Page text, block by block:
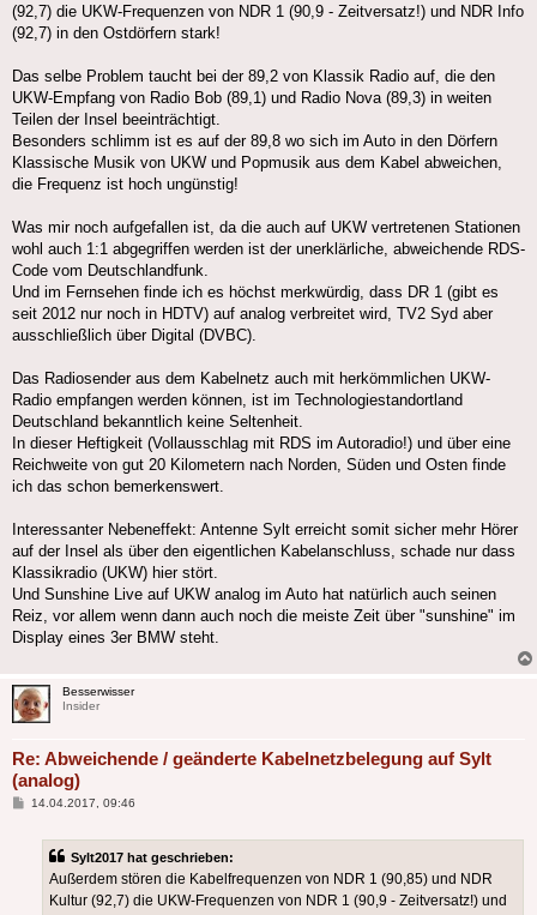
(92,7) die UKW-Frequenzen von NDR 1 (90,9 - Zeitversatz!) und NDR Info
(92,7) in den Ostdörfern stark!
Das selbe Problem taucht bei der 89,2 von Klassik Radio auf, die den
UKW-Empfang von Radio Bob (89,1) und Radio Nova (89,3) in weiten
Teilen der Insel beeinträchtigt.
Besonders schlimm ist es auf der 89,8 wo sich im Auto in den Dörfern
Klassische Musik von UKW und Popmusik aus dem Kabel abweichen,
die Frequenz ist hoch ungünstig!
Was mir noch aufgefallen ist, da die auch auf UKW vertretenen Stationen
wohl auch 1:1 abgegriffen werden ist der unerklärliche, abweichende RDS-
Code vom Deutschlandfunk.
Und im Fernsehen finde ich es höchst merkwürdig, dass DR 1 (gibt es
seit 2012 nur noch in HDTV) auf analog verbreitet wird, TV2 Syd aber
ausschließlich über Digital (DVBC).
Das Radiosender aus dem Kabelnetz auch mit herkömmlichen UKW-
Radio empfangen werden können, ist im Technologiestandortland
Deutschland bekanntlich keine Seltenheit.
In dieser Heftigkeit (Vollausschlag mit RDS im Autoradio!) und über eine
Reichweite von gut 20 Kilometern nach Norden, Süden und Osten finde
ich das schon bemerkenswert.
Interessanter Nebeneffekt: Antenne Sylt erreicht somit sicher mehr Hörer
auf der Insel als über den eigentlichen Kabelanschluss, schade nur dass
Klassikradio (UKW) hier stört.
Und Sunshine Live auf UKW analog im Auto hat natürlich auch seinen
Reiz, vor allem wenn dann auch noch die meiste Zeit über "sunshine" im
Display eines 3er BMW steht.
Besserwisser
Insider
Re: Abweichende / geänderte Kabelnetzbelegung auf Sylt
(analog)
Beitrag
14.04.2017, 09:46
Sylt2017 hat geschrieben:
Außerdem stören die Kabelfrequenzen von NDR 1 (90,85) und NDR
Kultur (92,7) die UKW-Frequenzen von NDR 1 (90,9 - Zeitversatz!) und